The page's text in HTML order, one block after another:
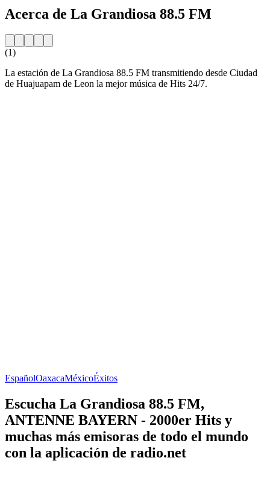
Acerca de La Grandiosa 88.5 FM
(1)
La estación de La Grandiosa 88.5 FM transmitiendo desde Ciudad
de Huajuapam de Leon la mejor música de Hits 24/7.
EspañolOaxacaMéxicoÉxitos
Escucha La Grandiosa 88.5 FM,
ANTENNE BAYERN - 2000er Hits y
muchas más emisoras de todo el mundo
con la aplicación de radio.net